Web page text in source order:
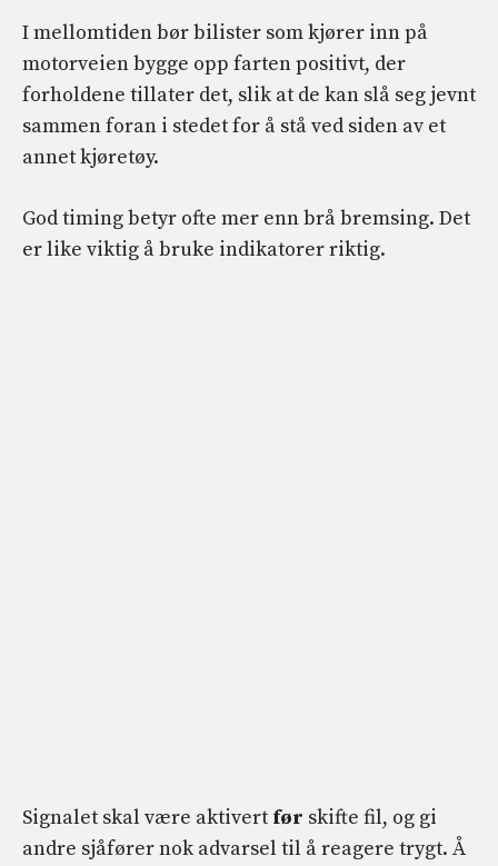
I mellomtiden bør bilister som kjører inn på
motorveien bygge opp farten positivt, der
forholdene tillater det, slik at de kan slå seg jevnt
sammen foran i stedet for å stå ved siden av et
annet kjøretøy.
God timing betyr ofte mer enn brå bremsing. Det
er like viktig å bruke indikatorer riktig.
Signalet skal være aktivert før skifte fil, og gi
andre sjåfører nok advarsel til å reagere trygt. Å